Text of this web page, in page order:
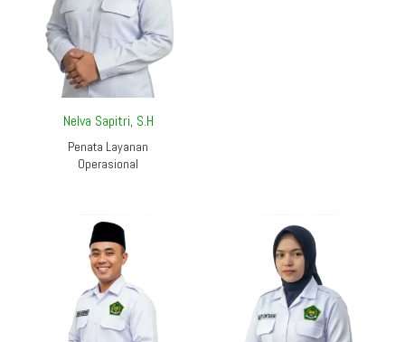
Nelva Sapitri, S.H
Penata Layanan
Operasional